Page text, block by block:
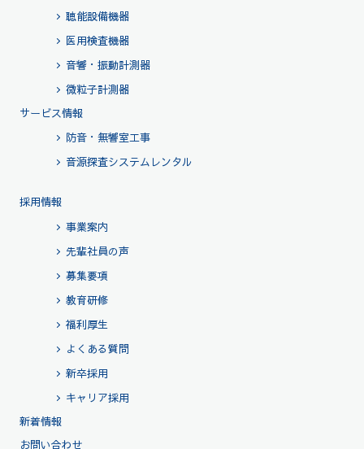
聴能設備機器
医用検査機器
音響・振動計測器
微粒子計測器
サービス情報
防音・無響室工事
音源探査システムレンタル
採用情報
事業案内
先輩社員の声
募集要項
教育研修
福利厚生
よくある質問
新卒採用
キャリア採用
新着情報
お問い合わせ